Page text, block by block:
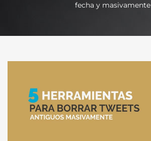
fecha y masivamente